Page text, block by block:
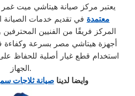
يعتبر مركز صيانة هيتاشي ميت
معتمدة في تقديم خدمات الصيانة
المركز فريقًا من الفنيين المحترفين
أجهزة هيتاشي مصر بسرعة وكفاءة
استخدام قطع غيار أصلية للحفاظ
الجهاز.
وايضا لدينا صيانة ثلاجات